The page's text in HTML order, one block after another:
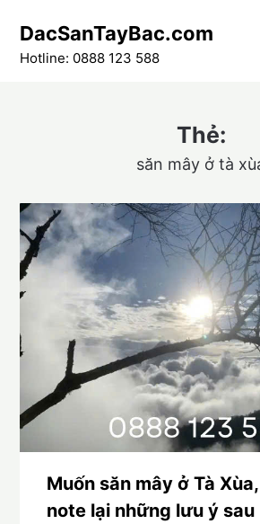
content
DacSanTayBac.com
Hotline: 0888 123 588
Thẻ:
săn mây ở tà
Muốn săn mây ở Tà
note lại những lưu ý sau